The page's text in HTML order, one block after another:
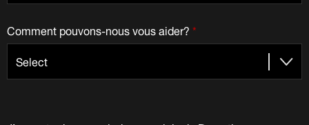
*
Comment pouvons-nous vous aider?